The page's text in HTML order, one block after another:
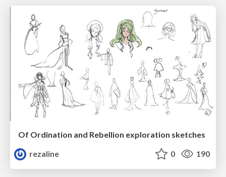
Of Ordination and Rebellion exploration sketches
rezaline
0 190